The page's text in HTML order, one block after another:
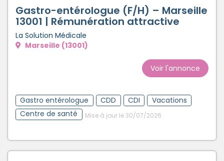
Gastro-entérologue (F/H) – Marseille
13001 | Rémunération attractive
La Solution Médicale
Marseille (13001)
Voir l'annonce
Gastro entérologue CDD CDI
Vacations
Centre de santé
Mise à jour le 30/07/2026